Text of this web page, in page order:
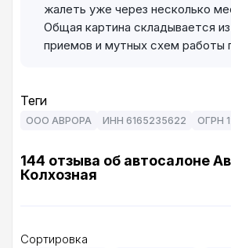
жалеть уже через несколько
Общая картина складывается
приемов и мутных схем работы
Теги
ООО АВРОРА ИНН 6165235622 ОГРН
144 отзыва об автосалоне
Колхозная
Сортировка